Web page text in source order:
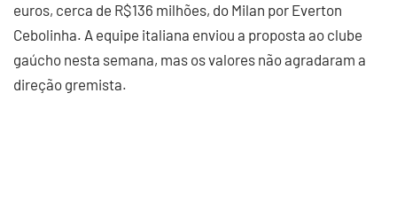
euros, cerca de R$136 milhões, do Milan por Everton
Cebolinha. A equipe italiana enviou a proposta ao clube
gaúcho nesta semana, mas os valores não agradaram a
direção gremista.